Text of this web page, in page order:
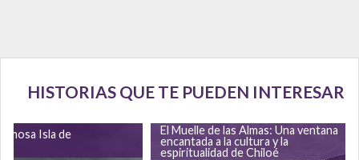
HISTORIAS QUE TE PUEDEN INTERESAR
Isla de
El Muelle de las Almas: Una ventana
encantada a la cultura y la
espiritualidad de Chiloé